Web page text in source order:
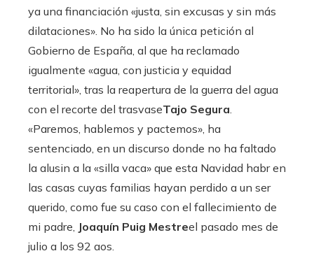
ya una financiación «justa, sin excusas y sin más
dilataciones». No ha sido la única petición al
Gobierno de España, al que ha reclamado
igualmente «agua, con justicia y equidad
territorial», tras la reapertura de la guerra del agua
con el recorte del trasvaseTajo Segura.
«Paremos, hablemos y pactemos», ha
sentenciado, en un discurso donde no ha faltado
la alusin a la «silla vaca» que esta Navidad habr en
las casas cuyas familias hayan perdido a un ser
querido, como fue su caso con el fallecimiento de
mi padre, Joaquín Puig Mestreel pasado mes de
julio a los 92 aos.